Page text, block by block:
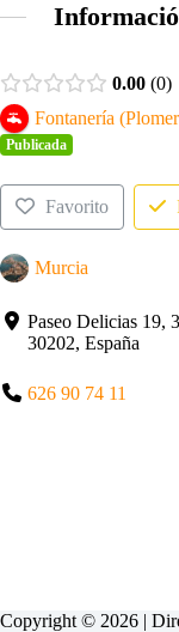
0.00 0
Fontanería
Publicada
Favorito
Murcia
Paseo Delicias 19,
30202, España
626 90 74 11
Copyright © 2026 |